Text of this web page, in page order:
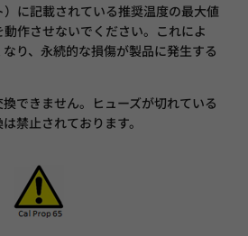
に記載されている推奨温度の最大値
作させないでください。これによ
り、永続的な損傷が製品に発生する
できません。ヒューズが切れている
禁止されております。